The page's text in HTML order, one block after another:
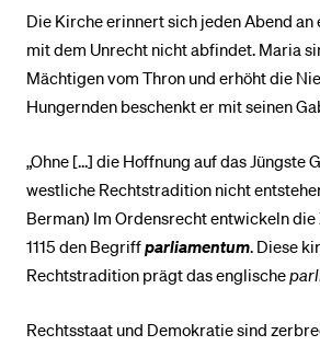
Die Kirche erinnert sich jeden Abend an
mit dem Unrecht nicht abfindet. Maria
Mächtigen vom Thron und erhöht die
Hungernden beschenkt er mit seinen
„Ohne […] die Hoffnung auf das Jüngste
westliche Rechtstradition nicht
Berman) Im Ordensrecht entwickeln
1115 den Begriffparliamentum. Diese
Rechtstradition prägt das englische
Rechtsstaat und Demokratie sind